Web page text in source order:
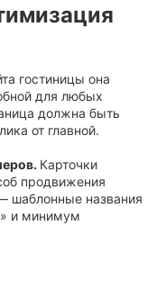
гостиницы она
для любых
должна быть
от главной.
Карточки
продвижения
шаблонные названия
и минимум